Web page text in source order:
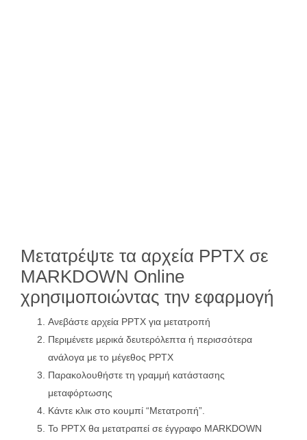
Μετατρέψτε τα αρχεία PPTX σε
MARKDOWN Online
χρησιμοποιώντας την εφαρμογή
Ανεβάστε αρχεία PPTX για μετατροπή
Περιμένετε μερικά δευτερόλεπτα ή περισσότερα
ανάλογα με το μέγεθος PPTX
Παρακολουθήστε τη γραμμή κατάστασης
μεταφόρτωσης
Κάντε κλικ στο κουμπί “Μετατροπή”.
Το PPTX θα μετατραπεί σε έγγραφο MARKDOWN